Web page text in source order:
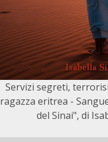
Servizi segreti,
ragazza eritrea -
del Sinai", di